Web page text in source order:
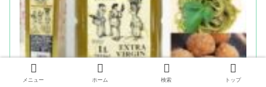
業務スーパーのオリーブオイルはコスパ最高【パス
メニュー ホーム 検索 トップ